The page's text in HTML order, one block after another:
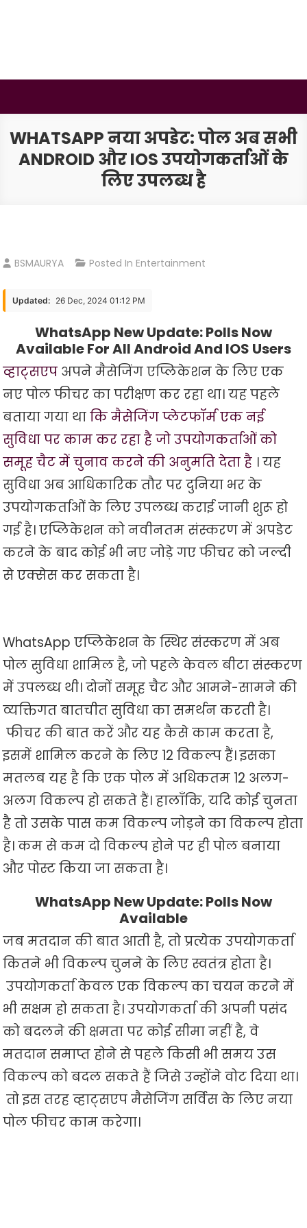
WHATSAPP नया अपडेट: पोल अब सभी
ANDROID और IOS उपयोगकर्ताओं के
लिए उपलब्ध है
BSMAURYA Posted In Entertainment
Updated: 26 Dec, 2024 01:12 PM
WhatsApp New Update: Polls Now
Available For All Android And IOS Users
व्हाट्सएप अपने मैसेजिंग एप्लिकेशन के लिए एक
नए पोल फीचर का परीक्षण कर रहा था। यह पहले
बताया गया थाकि मैसेजिंग प्लेटफॉर्म एक नई
सुविधा पर काम कर रहा है जो उपयोगकर्ताओं को
समूह चैट में चुनाव करने की अनुमति देता है । यह
सुविधा अब आधिकारिक तौर पर दुनिया भर के
उपयोगकर्ताओं के लिए उपलब्ध कराई जानी शुरू हो
गई है। एप्लिकेशन को नवीनतम संस्करण में अपडेट
करने के बाद कोई भी नए जोड़े गए फीचर को जल्दी
से एक्सेस कर सकता है।
WhatsApp एप्लिकेशन के स्थिर संस्करण में अब
पोल सुविधा शामिल है, जो पहले केवल बीटा संस्करण
में उपलब्ध थी। दोनों समूह चैट और आमने-सामने की
व्यक्तिगत बातचीत सुविधा का समर्थन करती है।
फीचर की बात करें और यह कैसे काम करता है,
इसमें शामिल करने के लिए 12 विकल्प हैं। इसका
मतलब यह है कि एक पोल में अधिकतम 12 अलग-
अलग विकल्प हो सकते हैं। हालाँकि, यदि कोई चुनता
है तो उसके पास कम विकल्प जोड़ने का विकल्प होता
है। कम से कम दो विकल्प होने पर ही पोल बनाया
और पोस्ट किया जा सकता है।
WhatsApp New Update: Polls Now
Available
जब मतदान की बात आती है, तो प्रत्येक उपयोगकर्ता
कितने भी विकल्प चुनने के लिए स्वतंत्र होता है।
उपयोगकर्ता केवल एक विकल्प का चयन करने में
भी सक्षम हो सकता है। उपयोगकर्ता की अपनी पसंद
को बदलने की क्षमता पर कोई सीमा नहीं है, वे
मतदान समाप्त होने से पहले किसी भी समय उस
विकल्प को बदल सकते हैं जिसे उन्होंने वोट दिया था।
तो इस तरह व्हाट्सएप मैसेजिंग सर्विस के लिए नया
पोल फीचर काम करेगा।